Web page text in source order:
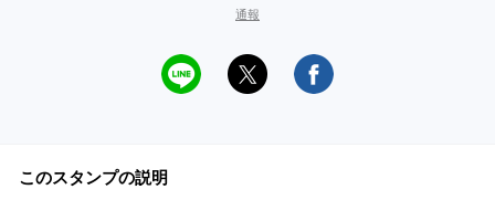
通報
このスタンプの説明